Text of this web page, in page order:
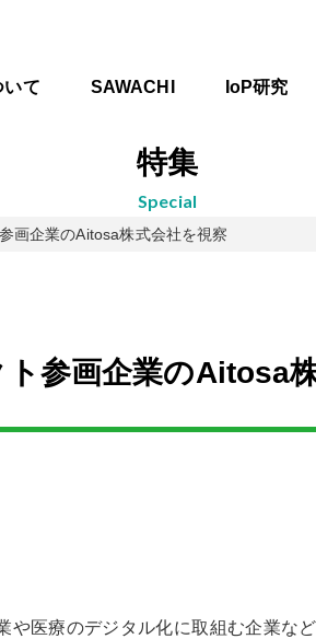
いて SAWACHI IoP研究
特集
special
画企業のAitosa株式会社を視察
参画企業のAitosa
医療のデジタル化に取組む企業な